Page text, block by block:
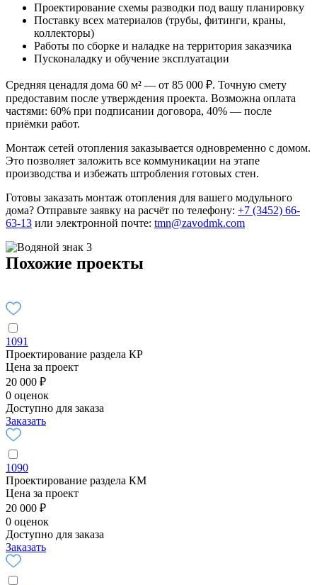
Проектирование схемы разводки под вашу планировку
Поставку всех материалов (трубы, фитинги, краны,
коллекторы)
Работы по сборке и наладке на территория заказчика
Пусконаладку и обучение эксплуатации
Средняя ценадля дома 60 м² — от 85 000 ₽. Точную смету
предоставим после утверждения проекта. Возможна оплата
частями: 60% при подписании договора, 40% — после
приёмки работ.
Монтаж сетей отопления заказывается одновременно с домом.
Это позволяет заложить все коммуникации на этапе
производства и избежать штробления готовых стен.
Готовы заказать монтаж отопления для вашего модульного
дома? Отправьте заявку на расчёт по телефону: +7 (3452) 66-
63-13 или электронной почте: tmn@zavodmk.com
Похожие проекты
1091
Проектирование раздела КР
Цена за проект
20 000 ₽
0 оценок
Доступно для заказа
Заказать
1090
Проектирование раздела КМ
Цена за проект
20 000 ₽
0 оценок
Доступно для заказа
Заказать